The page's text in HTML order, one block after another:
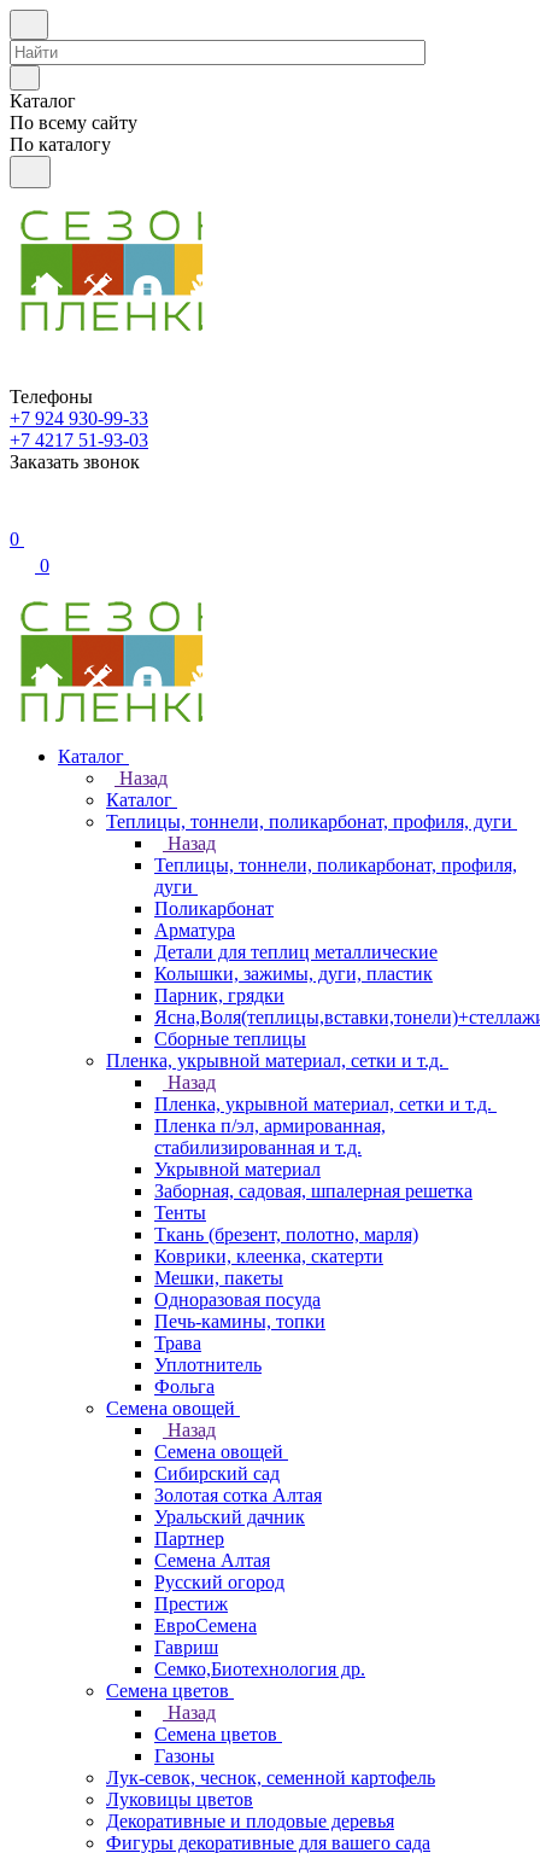
Каталог
По всему сайту
По каталогу
Телефоны
+7 924 930-99-33
+7 4217 51-93-03
Заказать звонок
0
0
Каталог
Назад
Каталог
Теплицы, тоннели, поликарбонат, профиля, дуги
Назад
Теплицы, тоннели, поликарбонат, профиля,
дуги
Поликарбонат
Арматура
Детали для теплиц металлические
Колышки, зажимы, дуги, пластик
Парник, грядки
Сборные теплицы
Пленка, укрывной материал, сетки и т.д.
Назад
Пленка, укрывной материал, сетки и т.д.
Пленка п/эл, армированная,
стабилизированная и т.д.
Укрывной материал
Заборная, садовая, шпалерная решетка
Тенты
Ткань (брезент, полотно, марля)
Коврики, клеенка, скатерти
Мешки, пакеты
Одноразовая посуда
Печь-камины, топки
Трава
Уплотнитель
Фольга
Семена овощей
Назад
Семена овощей
Сибирский сад
Золотая сотка Алтая
Уральский дачник
Партнер
Семена Алтая
Русский огород
Престиж
ЕвроСемена
Гавриш
Семко,Биотехнология др.
Семена цветов
Назад
Семена цветов
Газоны
Лук-севок, чеснок, семенной картофель
Луковицы цветов
Декоративные и плодовые деревья
Фигуры декоративные для вашего сада